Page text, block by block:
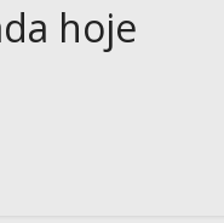
hoje